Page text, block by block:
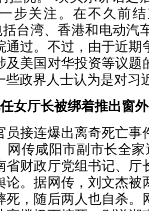
步关注。在不久前
括台湾、香港和电动汽
通过。不过，由于近期
及美国对华投资等议题
些政界人士认为是对习
女厅长被绑着推出窗外
员接连爆出离奇死亡事
网传咸阳市副市长全
省财政厅党组书记、厅
论。据网传，刘文杰被
死，随后两人也自杀。